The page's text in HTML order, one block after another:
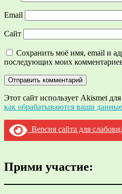
Email
Сайт
Сохранить моё имя, email и
последующих моих
Этот сайт использует Akismet
как обрабатываются ваши
Версия сайта для
Прими участие: